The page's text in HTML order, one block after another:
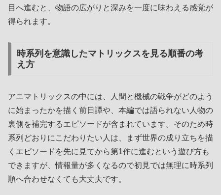
目へ進むと、物語の広がりと深みを一度に味わえる感覚が
得られます。
時系列を意識したマトリックスを見る順番の考
え方
アニマトリックスの中には、人間と機械の戦争がどのよう
に始まったかを描く前日譚や、本編では語られない人物の
裏側を補完するエピソードが含まれています。そのため時
系列どおりにこだわりたい人は、まず世界の成り立ちを描
くエピソードを先に見てから第1作に進むという遊び方も
できますが、情報量が多くなるので初見では無理に時系列
順へ合わせなくても大丈夫です。